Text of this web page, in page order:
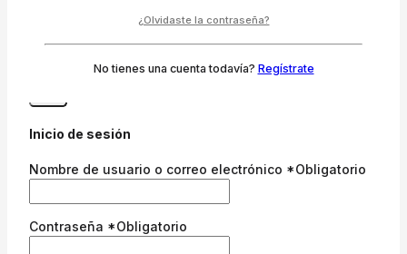
Este sitio usa Akismet para reducir el spam.
cómo se procesan los datos de tus comentarios.
Inicio de sesión
Nombre de usuario o correo electrónico *Obligatorio
Contraseña *Obligatorio
¿Olvidaste la contraseña?
No tienes una cuenta todavía? Regístrate